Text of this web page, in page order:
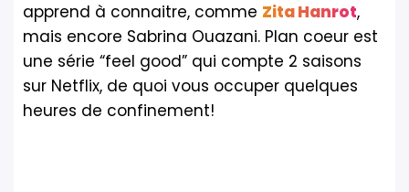
apprend à connaitre, comme Zita Hanrot,
mais encore Sabrina Ouazani. Plan coeur est
une série “feel good” qui compte 2 saisons
sur Netflix, de quoi vous occuper quelques
heures de confinement!